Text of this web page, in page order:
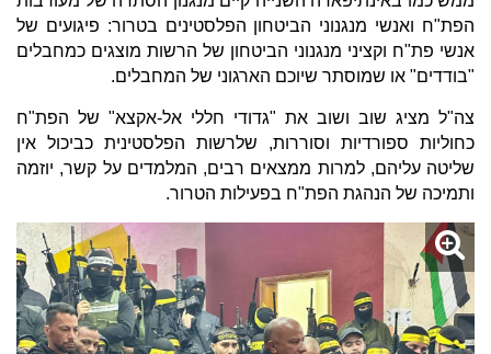
הפת"ח ואנשי מנגנוני הביטחון הפלסטינים בטרור: פיגועים של
אנשי פת"ח וקציני מנגנוני הביטחון של הרשות מוצגים כמחבלים
"בודדים" או שמוסתר שיוכם הארגוני של המחבלים.
צה"ל מציג שוב ושוב את "גדודי חללי אל-אקצא" של הפת"ח
כחוליות ספורדיות וסוררות, שלרשות הפלסטינית כביכול אין
שליטה עליהם, למרות ממצאים רבים, המלמדים על קשר, יוזמה
ותמיכה של הנהגת הפת"ח בפעילות הטרור.